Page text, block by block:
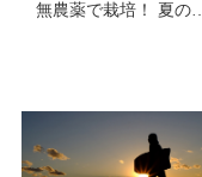
無農薬で栽培！ 夏の